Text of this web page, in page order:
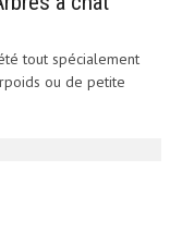
tout spécialement
ou de petite